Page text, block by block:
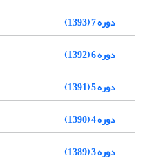
دوره 7 (1393)
دوره 6 (1392)
دوره 5 (1391)
دوره 4 (1390)
دوره 3 (1389)